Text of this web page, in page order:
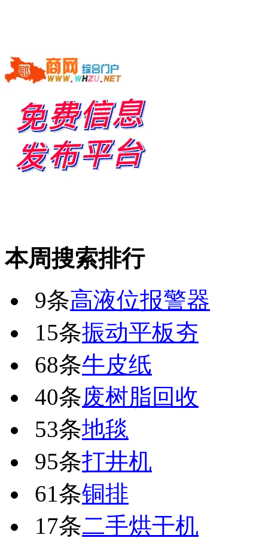
本周搜索排行
9条高液位报警器
15条振动平板夯
68条牛皮纸
40条废树脂回收
53条地毯
95条打井机
61条铜排
17条二手烘干机